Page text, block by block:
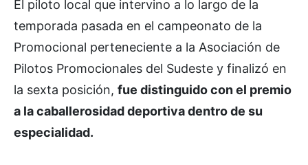
El piloto local que intervino a lo largo de la
temporada pasada en el campeonato de la
Promocional perteneciente a la Asociación de
Pilotos Promocionales del Sudeste y finalizó en
la sexta posición, fue distinguido con el premio
a la caballerosidad deportiva dentro de su
especialidad.